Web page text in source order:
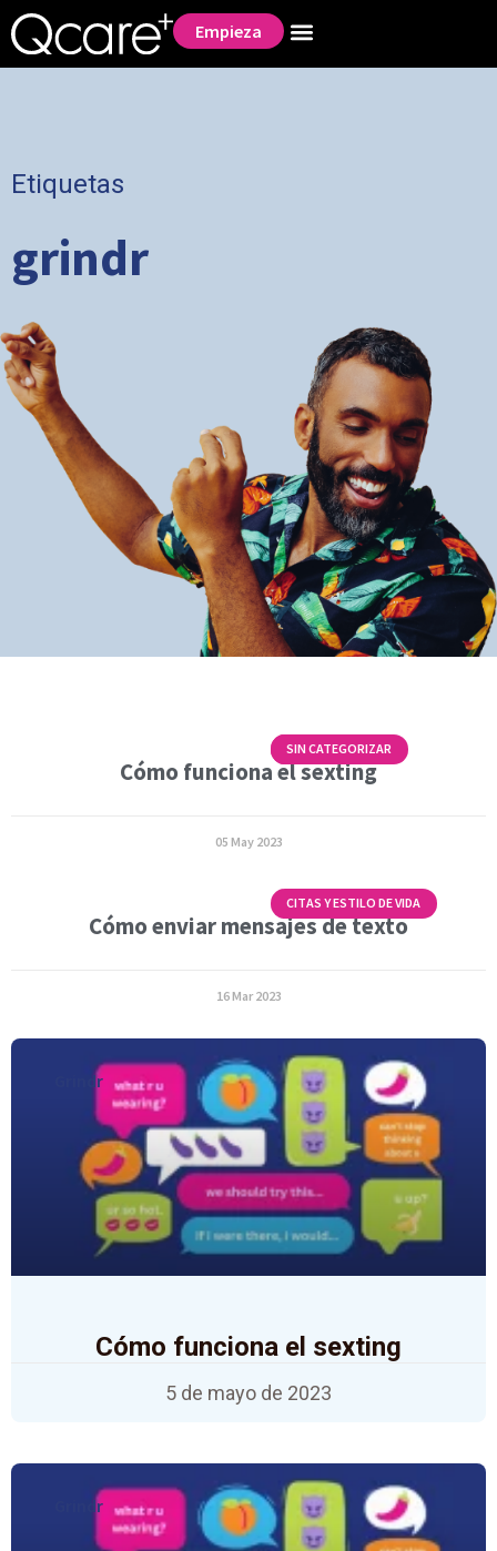
Empieza
Etiquetas
grindr
Cómo funciona el sexting
PREVENCIÓN
SIN CATEGORIZAR
05 May 2023
Cómo enviar mensajes de texto
CITAS Y ESTILO DE VIDA
16 Mar 2023
Grindr
Cómo funciona el sexting
5 de mayo de 2023
Grindr